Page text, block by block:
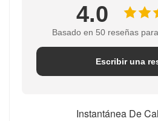
4.0
Basado en 50 reseñas
Escribir una
Instantánea De